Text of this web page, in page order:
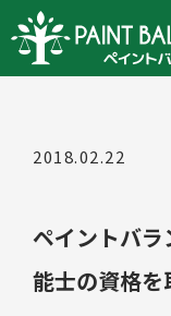
2018.02.22
ペイントバ
能士の資格を